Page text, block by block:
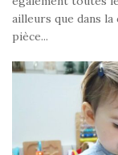
ailleurs que dans la
pièce...